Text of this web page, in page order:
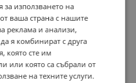
2017
използването на
ваша страна с нашите
реклама и анализи,
я комбинират с друга
която сте им
или която са събрали от
на техните услуги.